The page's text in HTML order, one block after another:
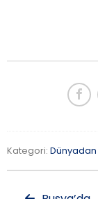
Kategori: Dünyadan